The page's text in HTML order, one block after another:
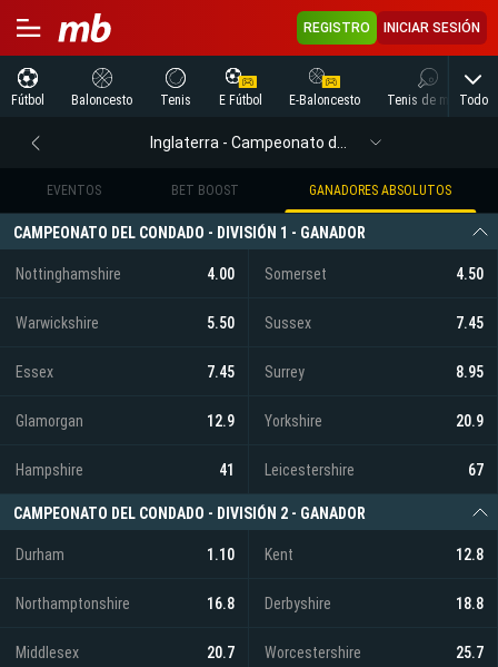
REGISTRO INICIAR SESIÓN
Fútbol Baloncesto Tenis E Fútbol E-Baloncesto Tenis de mesaTodo
EVENTOS BET BOOST GANADORES ABSOLUTOS
CAMPEONATO DEL CONDADO - DIVISIÓN 1 - GANADOR
Nottinghamshire 4.00 Somerset 4.50
Warwickshire 5.50 Sussex 7.45
Essex 7.45 Surrey 8.95
Glamorgan 12.9 Yorkshire 20.9
Hampshire 41 Leicestershire 67
CAMPEONATO DEL CONDADO - DIVISIÓN 2 - GANADOR
Durham 1.10 Kent 12.8
Northamptonshire 16.8 Derbyshire 18.8
Middlesex 20.7 Worcestershire 25.7